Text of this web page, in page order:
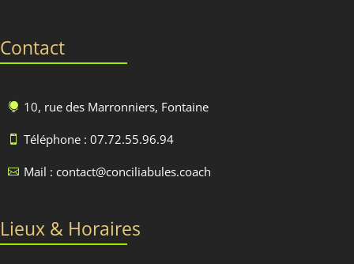
Contact
 10, rue des Marronniers, Fontaine
 Téléphone : 07.72.55.96.94
 Mail : contact@conciliabules.coach
Lieux & Horaires